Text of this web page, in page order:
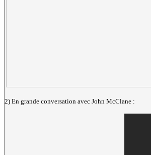
2) En grande conversation avec John McClane :